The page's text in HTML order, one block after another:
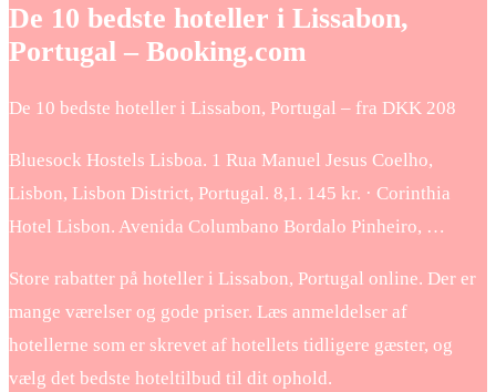
De 10 bedste hoteller i Lissabon,
Portugal – Booking.com
De 10 bedste hoteller i Lissabon, Portugal – fra DKK 208
Bluesock Hostels Lisboa. 1 Rua Manuel Jesus Coelho,
Lisbon, Lisbon District, Portugal. 8,1. 145 kr. · Corinthia
Hotel Lisbon. Avenida Columbano Bordalo Pinheiro, …
Store rabatter på hoteller i Lissabon, Portugal online. Der er
mange værelser og gode priser. Læs anmeldelser af
hotellerne som er skrevet af hotellets tidligere gæster, og
vælg det bedste hoteltilbud til dit ophold.